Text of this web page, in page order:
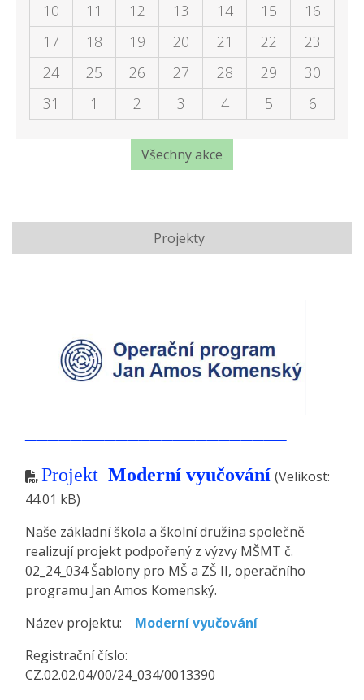
10
11 12 13 14 15
16
17
18 19 20 21 22
23
24
25 26 27 28 29
30
31
1 2 3 4 5 6
Všechny akce
Projekty
Projekt Moderní vyučování (Velikost:
44.01 kB)
Naše základní škola a školní družina společně
realizují projekt podpořený z výzvy MŠMT č.
02_24_034 Šablony pro MŠ a ZŠ II, operačního
programu Jan Amos Komenský.
Název projektu:
Moderní vyučování
Registrační číslo:
CZ.02.02.04/00/24_034/0013390